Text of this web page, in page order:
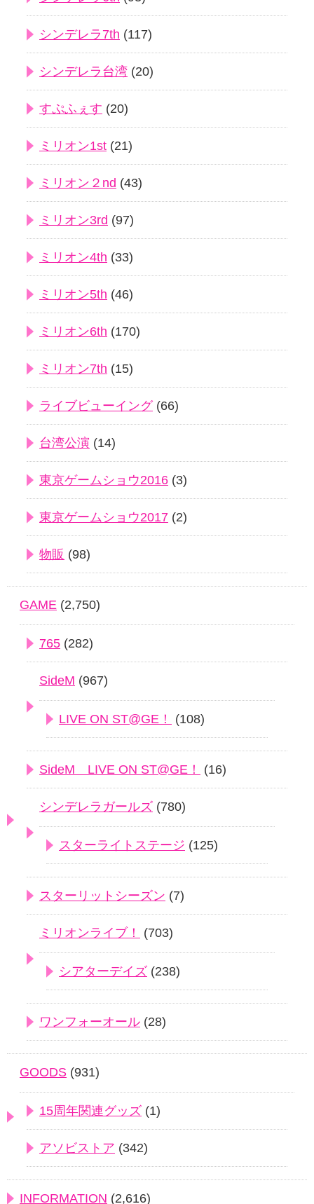
シンデレラ7th (117)
シンデレラ台湾 (20)
すぷふぇす (20)
ミリオン1st (21)
ミリオン２nd (43)
ミリオン3rd (97)
ミリオン4th (33)
ミリオン5th (46)
ミリオン6th (170)
ミリオン7th (15)
ライブビューイング(66)
台湾公演 (14)
東京ゲームショウ2016 (3)
東京ゲームショウ2017 (2)
物販 (98)
GAME (2,750)
765 (282)
SideM (967)
LIVE ON ST@GE！ (108)
SideM LIVE ON ST@GE！ (16)
シンデレラガールズ (780)
スターライトステージ (125)
スターリットシーズン (7)
ミリオンライブ！ (703)
シアターデイズ (238)
ワンフォーオール (28)
GOODS (931)
15周年関連グッズ (1)
アソビストア (342)
INFORMATION (2,616)